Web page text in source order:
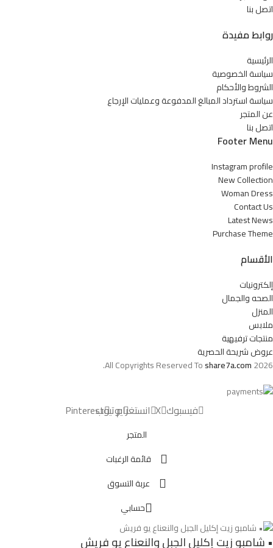
اتصل بنا
روابط مفيدة
الرئيسية
سياسة الخصوصية
الشروط والأحكام
سياسة استرداد المبالغ المدفوعة وعمليات الإرجاع
عن المتجر
اتصل بنا
Footer Menu
Instagram profile
New Collection
Woman Dress
Contact Us
Latest News
Purchase Theme
الأقسام
إلكترونيات
الصحه والجمال
المنزل
ملابس
منتجات ترفيهية
عروض شريحة الحصرية
All Copyrights Reserved Toshare7a.com2026.
فيسبوك X انستغراميوتيوبPinterest
المتجر
قائمة الرغبات
عربة التسوق
حسابي
• شامبو زيت إكليل الجبل والنعناع يو فريش